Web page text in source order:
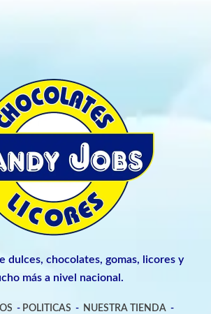
dulces, chocolates, gomas, licores y
más a nivel nacional.
- POLITICAS - NUESTRA TIENDA -